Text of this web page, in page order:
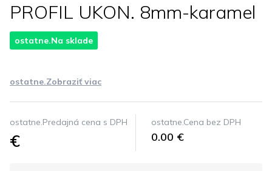
PROFIL UKON. 8mm-karamel
ostatne.Na sklade
ostatne.Zobraziť viac
ostatne.Predajná cena s DPH
€
ostatne.Cena bez DPH
0.00 €